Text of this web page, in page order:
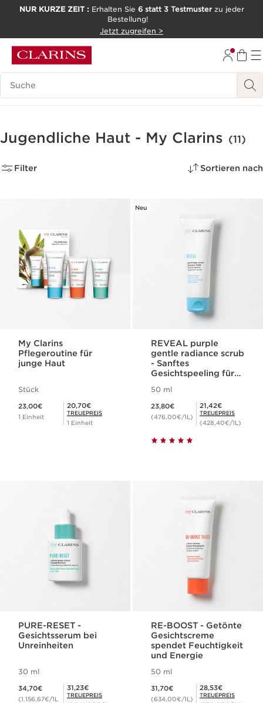
NUR KURZE ZEIT : Erhalten Sie 6 statt 3 Testmusterzu jeder
Bestellung!
Jetzt zugreifen >
Legende suchen
Jugendliche Haut - My Clarins (11)
Filter Sortieren nach
My Clarins
Pflegeroutine für
junge Haut
Stück
23,00€
1 Einheit
Mitgliederpreis 20,70€
20,70€
TREUEPREIS
1 Einheit
Neu
REVEAL purple
gentle radiance scrub
- Sanftes
Gesichtspeeling für
50 ml
23,80€
(476,00€/1L)
Mitgliederpreis 21,42€
21,42€
TREUEPREIS
(428,40€/1L)
PURE-RESET -
Gesichtsserum bei
Unreinheiten
30 ml
34,70€
(1.156,67€/1L
Mitgliederpreis 31,23€
31,23€
TREUEPREIS
RE-BOOST - Getönte
Gesichtscreme
spendet Feuchtigkeit
und Energie
50 ml
31,70€
(634,00€/1L)
Mitgliederpreis 28,53€
28,53€
TREUEPREIS